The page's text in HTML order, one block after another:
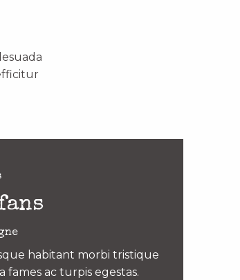
habitant morbi tristique
ac turpis egestas.